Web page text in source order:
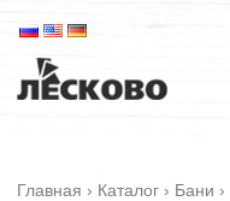
Главная › Каталог › Бани ›